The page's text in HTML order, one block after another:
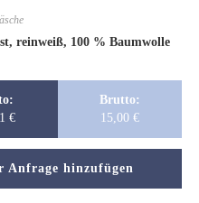
reinweiß, 100 % Baumwolle
€
Brutto:
15,00€
Anfrage hinzufügen